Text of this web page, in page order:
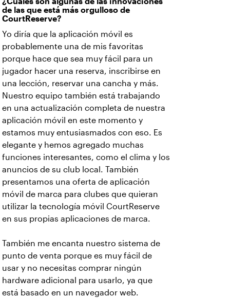
¿Cuáles son algunas de las innovaciones
de las que está más orgulloso de
CourtReserve?
Yo diría que la aplicación móvil es
probablemente una de mis favoritas
porque hace que sea muy fácil para un
jugador hacer una reserva, inscribirse en
una lección, reservar una cancha y más.
Nuestro equipo también está trabajando
en una actualización completa de nuestra
aplicación móvil en este momento y
estamos muy entusiasmados con eso. Es
elegante y hemos agregado muchas
funciones interesantes, como el clima y los
anuncios de su club local. También
presentamos una oferta de aplicación
móvil de marca para clubes que quieran
utilizar la tecnología móvil CourtReserve
en sus propias aplicaciones de marca.
También me encanta nuestro sistema de
punto de venta porque es muy fácil de
usar y no necesitas comprar ningún
hardware adicional para usarlo, ya que
está basado en un navegador web.